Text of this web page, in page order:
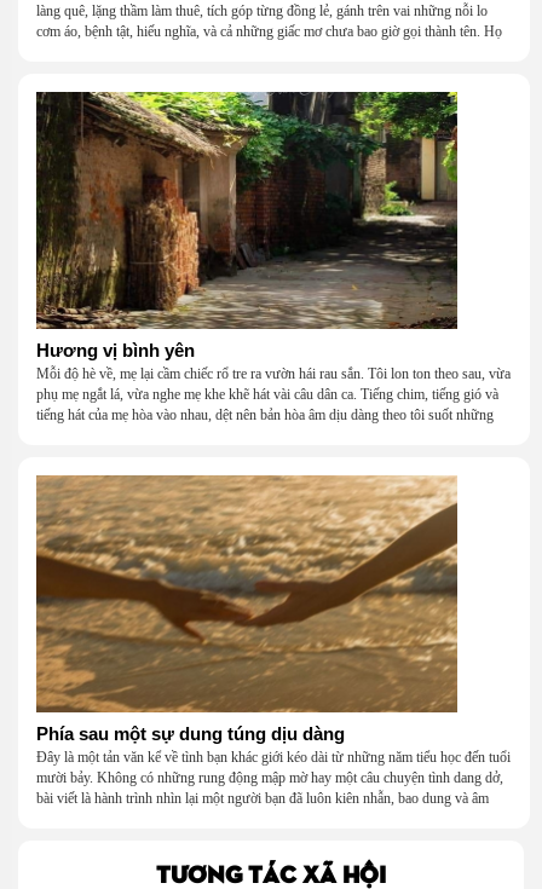
làng quê, lặng thầm làm thuê, tích góp từng đồng lẻ, gánh trên vai những nỗi lo
cơm áo, bệnh tật, hiếu nghĩa, và cả những giấc mơ chưa bao giờ gọi thành tên. Họ
một mái nhà bằng lòng thương, bằng sự nhẫn nại và một niềm tin cũ kỹ rằng: dẫu
nghèo đến đâu, cũng còn có nhau để quay về.
Hương vị bình yên
Mỗi độ hè về, mẹ lại cầm chiếc rổ tre ra vườn hái rau sắn. Tôi lon ton theo sau, vừa
phụ mẹ ngắt lá, vừa nghe mẹ khe khẽ hát vài câu dân ca. Tiếng chim, tiếng gió và
tiếng hát của mẹ hòa vào nhau, dệt nên bản hòa âm dịu dàng theo tôi suốt những
Phía sau một sự dung túng dịu dàng
Đây là một tản văn kể về tình bạn khác giới kéo dài từ những năm tiểu học đến tuổi
mười bảy. Không có những rung động mập mờ hay một câu chuyện tình dang dở,
bài viết là hành trình nhìn lại một người bạn đã luôn kiên nhẫn, bao dung và âm
là một mối tình, mà là một người luôn cho tôi quyền được là chính mình.
TƯƠNG TÁC XÃ HỘI